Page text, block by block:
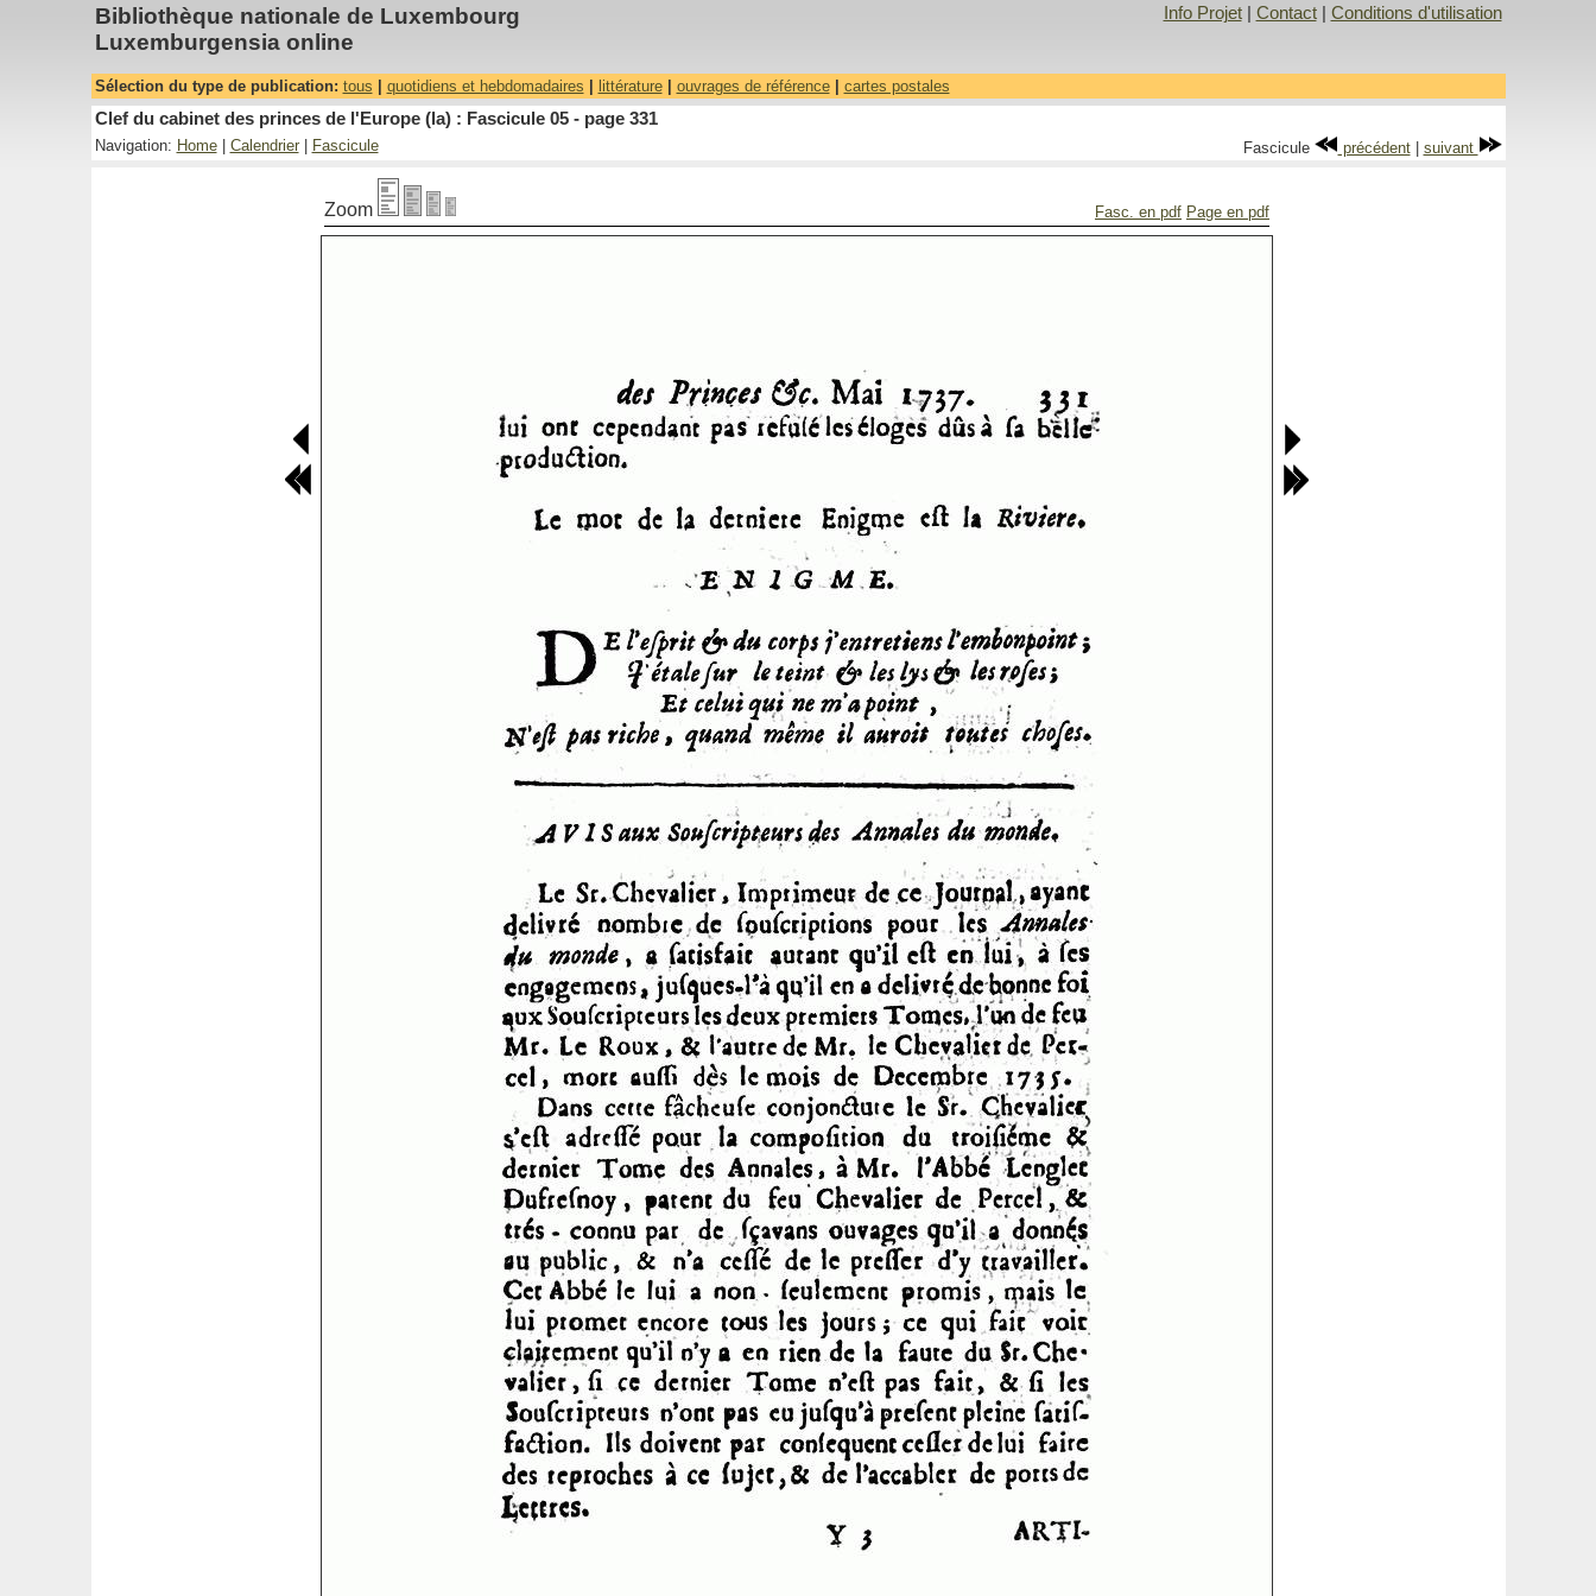
Bibliothèque nationale de Luxembourg
Luxemburgensia online
Info Projet| Contact| Conditions d'utilisation
Sélection du type de publication: tous quotidiens et hebdomadaires littérature| ouvrages de référence| cartes postales
Clef du cabinet des princes de l'Europe (la) : Fascicule 05 - page 331
Navigation: Home| Calendrier| Fascicule Fascicule précédent| suivant
Zoom Fasc. en pdf Page en pdf